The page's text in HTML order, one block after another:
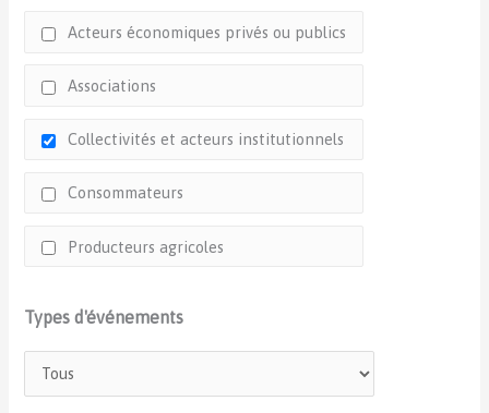
Acteurs économiques privés ou publics
Associations
Collectivités et acteurs institutionnels
Consommateurs
Producteurs agricoles
Types d'événements